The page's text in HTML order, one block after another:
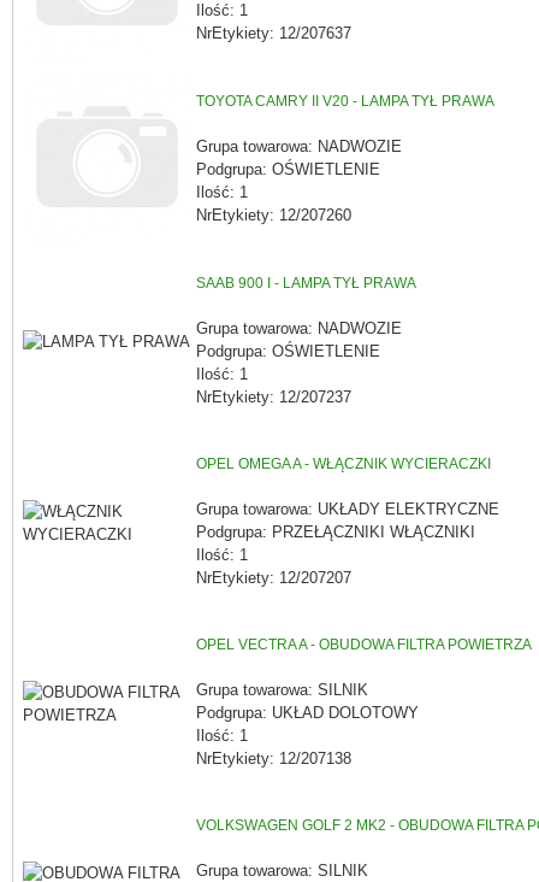
Ilość: 1
NrEtykiety: 12/207637
TOYOTA CAMRY II V20 - LAMPA TYŁ PRAWA
Grupa towarowa: NADWOZIE
Podgrupa: OŚWIETLENIE
Ilość: 1
NrEtykiety: 12/207260
SAAB 900 I - LAMPA TYŁ PRAWA
Grupa towarowa: NADWOZIE
Podgrupa: OŚWIETLENIE
Ilość: 1
NrEtykiety: 12/207237
OPEL OMEGA A - WŁĄCZNIK WYCIERACZKI
Grupa towarowa: UKŁADY ELEKTRYCZNE
Podgrupa: PRZEŁĄCZNIKI WŁĄCZNIKI
Ilość: 1
NrEtykiety: 12/207207
OPEL VECTRA A - OBUDOWA FILTRA POWIETRZA
Grupa towarowa: SILNIK
Podgrupa: UKŁAD DOLOTOWY
Ilość: 1
NrEtykiety: 12/207138
VOLKSWAGEN GOLF 2 MK2 - OBUDOWA FILTRA
Grupa towarowa: SILNIK